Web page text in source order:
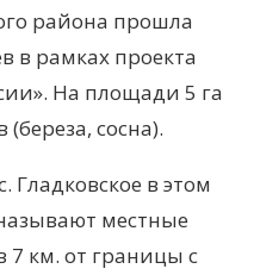
района прошла
в рамках проекта
На площади 5 га
сосна).
Гладковское в этом
местные
7 км. от границы с